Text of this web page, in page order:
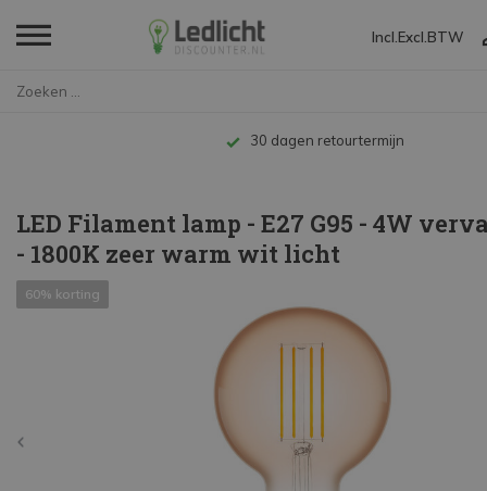
Incl. Excl. BTW
30 dagen retourtermijn
LED Filament lamp - E27 G95 - 4W
- 1800K zeer warm wit licht
60% korting